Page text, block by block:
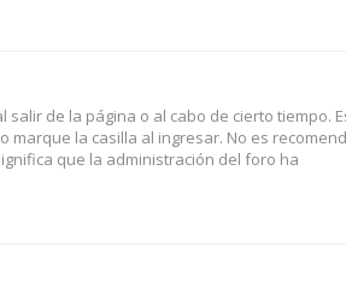
de la página o al cabo de cierto tiempo.
la casilla al ingresar. No es
que la administración del foro ha